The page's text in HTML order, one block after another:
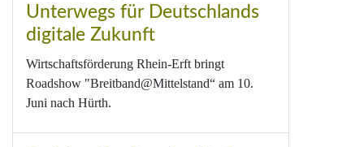
Unterwegs für Deutschlands
digitale Zukunft
Wirtschaftsförderung Rhein-Erft bringt
Roadshow "Breitband@Mittelstand“ am 10.
Juni nach Hürth.